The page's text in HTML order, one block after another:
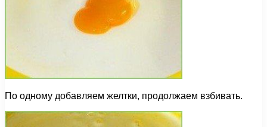
По одному добавляем желтки, продолжаем взбивать.